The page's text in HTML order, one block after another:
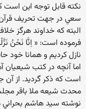
نكته‌ قابل‌ توجه‌ اين
سعي‌ در جهت‌ تحريف‌ قرآن‌
البته‌ كه‌ خداوند هرگز
فرموده‌ است‌: « اِنَّا نَحْن‌ُ
نازل‌ كرديم‌ و همانا خود
اما آنچه‌ در كتب‌ شيعيان‌
است‌ كه‌ ذكر گرديد. از آن‌
محدث‌ شيعه‌ ملا باقر